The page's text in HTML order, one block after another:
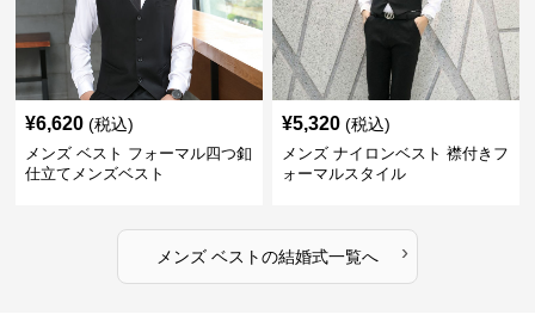
¥6,620 (税込)
メンズ ベスト フォーマル四つ釦
仕立てメンズベスト
¥5,320 (税込)
メンズ ナイロンベスト 襟付きフ
ォーマルスタイル
メンズ ベストの結婚式一覧へ ›